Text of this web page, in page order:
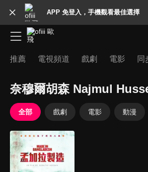
APP 免登入，手機觀看最佳選擇
推薦 電視頻道 戲劇 電影 同
奈穆爾胡森 Najmul
全部 戲劇 電影 動漫